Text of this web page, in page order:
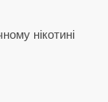
нікотині